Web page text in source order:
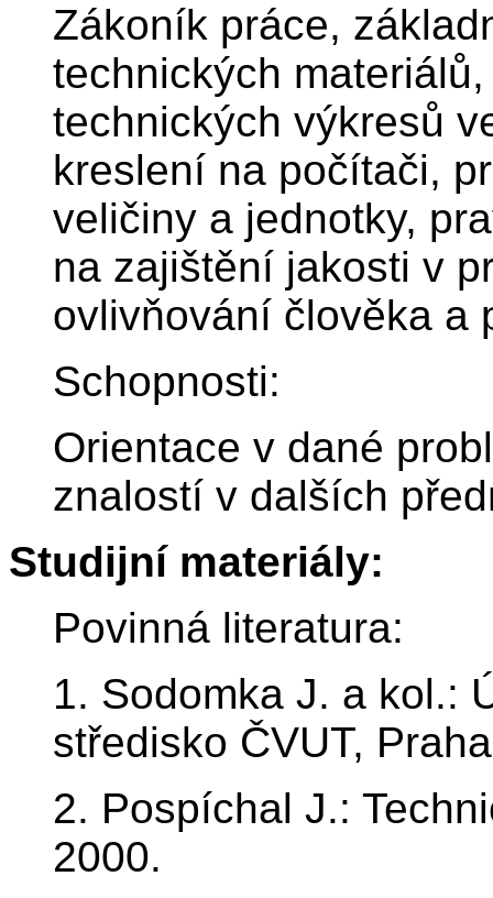
Zákoník práce,
technických
technických výkresů
kreslení na počítači,
veličiny a jednotky,
na zajištění jakosti v
ovlivňování člověka a
Schopnosti:
Orientace v dané
znalostí v dalších
Studijní materiály:
Povinná literatura:
1. Sodomka J. a kol.:
středisko ČVUT,
2. Pospíchal J.:
2000.